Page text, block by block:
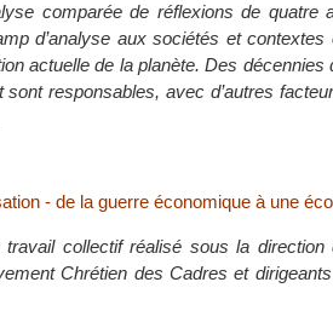
comparée de réflexions de quatre
d’analyse aux sociétés et
actuelle de la planète. Des décennies
sont responsables, avec d’autres
- de la guerre économique à une
collectif réalisé sous la direction
Chrétien des Cadres et